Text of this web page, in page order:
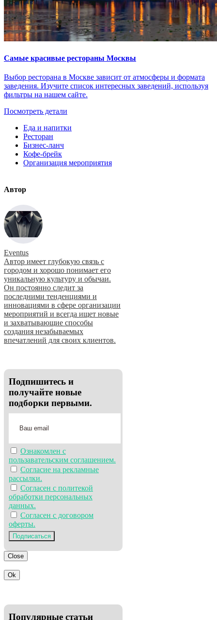
Самые красивые рестораны Москвы
Выбор ресторана в Москве зависит от атмосферы и формата
заведения. Изучите список интересных заведений, используя
фильтры на нашем сайте.
Посмотреть детали
Еда и напитки
Ресторан
Бизнес-ланч
Кофе-брейк
Организация мероприятия
Автор
Eventus
Автор имеет глубокую связь с
городом и хорошо понимает его
уникальную культуру и обычаи.
Он постоянно следит за
последними тенденциями и
инновациями в сфере организации
мероприятий и всегда ищет новые
и захватывающие способы
создания незабываемых
впечатлений для своих клиентов.
Подпишитесь и
получайте новые
подборки первыми.
Ознакомлен с
пользавательским соглашением.
Согласие на рекламные
рассылки.
Согласен с политекой
обработки персональных
данных.
Согласен с договором
оферты.
Подписаться
Close
Ok
Популярные статьи